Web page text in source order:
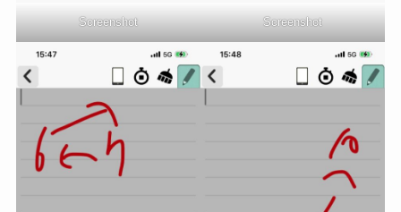
Screenshot Screenshot